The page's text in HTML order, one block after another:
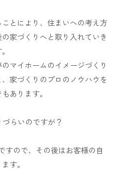
とにより、住まいへの考え方
家づくりへと取り入れていき
マイホームのイメージづくり
家づくりのプロのノウハウを
あります。
らいのですが？
すので、その後はお客様の自
す。